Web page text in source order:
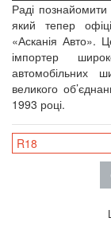
Раді
який тепер
«Асканія Авто».
імпортер
автомобільних
великого
1993 році.
R18